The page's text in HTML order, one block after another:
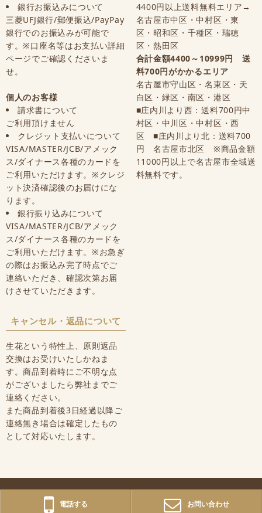
銀行お振込みについて
三菱UFJ銀行/郵便振込/PayPay
銀行でのお振込みが可能で
す。※口座名等はお支払い詳細
ページでご確認くださいま
せ。
個人のお客様
請求書について
ご利用頂けません
クレジット支払いについて
VISA/MASTER/JCB/アメック
ス/ダイナース各種のカードを
ご利用いただけます。※クレジ
ット決済確認後のお届けにな
ります。
銀行振り込みについて
VISA/MASTER/JCB/アメック
ス/ダイナース各種のカードを
ご利用いただけます。※お急ぎ
の際はお振込み完了時点でご
連絡いただき、確認次第お届
けさせていただきます。
4400円以上送料無料エリア→
名古屋市中区・中村区・東
区・昭和区・千種区・瑞穂
区・熱田区
合計金額4400～10999円 送
料700円がかかるエリア
名古屋市守山区・名東区・天
白区・緑区・南区・港区
■庄内川より西：送料700円中
村区・中川区・中村区・西
区 ■庄内川より北：送料700
円 名古屋市北区 ※商品金額
11000円以上で名古屋市全域送
料無料です。
キャンセル・返品について
生花という特性上、原則返品
交換はお受けいたしかねま
す。商品到着時にご不明な点
がございましたら弊社までご
連絡ください。
また商品到着後3日経過以降ご
連絡無き場合は確定したもの
として対応いたします。
電話する お問い合わせ